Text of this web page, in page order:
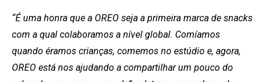
“É uma honra que a OREO seja a primeira marca de snacks
com a qual colaboramos a nível global. Comíamos
quando éramos crianças, comemos no estúdio e, agora,
OREO está nos ajudando a compartilhar um pouco do